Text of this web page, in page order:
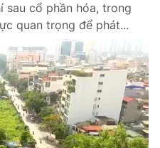
video
Thể thao
động sản
sau cổ phần hóa, trong
quan trọng để phát...